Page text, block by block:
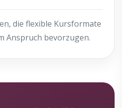
die flexible Kursformate
Anspruch bevorzugen.